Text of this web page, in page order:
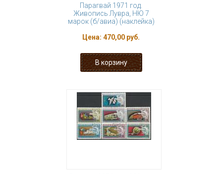
Парагвай 1971 год.
Живопись Лувра, НЮ 7
марок (б/авиа) (наклейка)
Цена: 470,00 руб.